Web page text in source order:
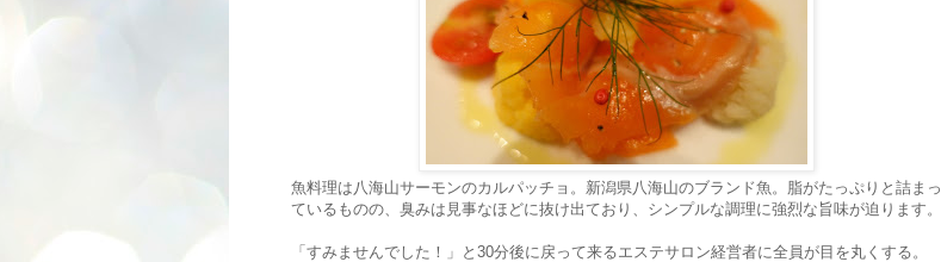
魚料理は八海山サーモンのカルパッチョ。新潟県八海山のブランド魚。脂がたっぷりと詰まっ
ているものの、臭みは見事なほどに抜け出ており、シンプルな調理に強烈な旨味が迫ります。
「すみませんでした！」と30分後に戻って来るエステサロン経営者に全員が目を丸くする。